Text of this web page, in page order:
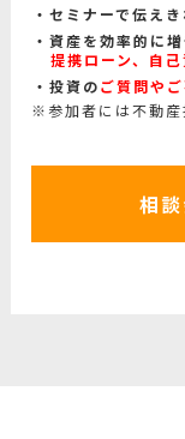
セミナーで伝え
資産を効率的に
提携ローン、自己
投資のご質問や
※参加者には不動産
相